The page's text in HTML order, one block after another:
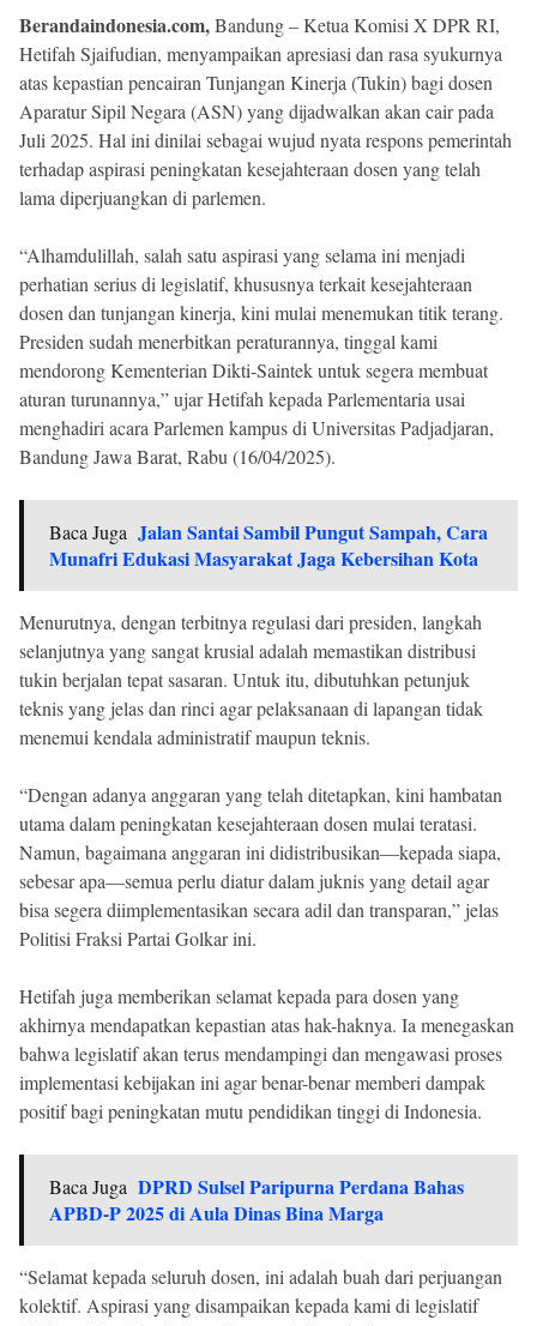
Berandaindonesia.com,Bandung – Ketua Komisi X DPR RI,
Hetifah Sjaifudian, menyampaikan apresiasi dan rasa syukurnya
atas kepastian pencairan Tunjangan Kinerja (Tukin) bagi dosen
Aparatur Sipil Negara (ASN) yang dijadwalkan akan cair pada
Juli 2025. Hal ini dinilai sebagai wujud nyata respons pemerintah
terhadap aspirasi peningkatan kesejahteraan dosen yang telah
lama diperjuangkan di parlemen.
“Alhamdulillah, salah satu aspirasi yang selama ini menjadi
perhatian serius di legislatif, khususnya terkait kesejahteraan
dosen dan tunjangan kinerja, kini mulai menemukan titik terang.
Presiden sudah menerbitkan peraturannya, tinggal kami
mendorong Kementerian Dikti-Saintek untuk segera membuat
aturan turunannya,” ujar Hetifah kepada Parlementaria usai
menghadiri acara Parlemen kampus di Universitas Padjadjaran,
Bandung Jawa Barat, Rabu (16/04/2025).
Baca Juga Jalan Santai Sambil Pungut Sampah, Cara
Munafri Edukasi Masyarakat Jaga Kebersihan Kota
Menurutnya, dengan terbitnya regulasi dari presiden, langkah
selanjutnya yang sangat krusial adalah memastikan distribusi
tukin berjalan tepat sasaran. Untuk itu, dibutuhkan petunjuk
teknis yang jelas dan rinci agar pelaksanaan di lapangan tidak
menemui kendala administratif maupun teknis.
“Dengan adanya anggaran yang telah ditetapkan, kini hambatan
utama dalam peningkatan kesejahteraan dosen mulai teratasi.
Namun, bagaimana anggaran ini didistribusikan—kepada siapa,
sebesar apa—semua perlu diatur dalam juknis yang detail agar
bisa segera diimplementasikan secara adil dan transparan,” jelas
Politisi Fraksi Partai Golkar ini.
Hetifah juga memberikan selamat kepada para dosen yang
akhirnya mendapatkan kepastian atas hak-haknya. Ia menegaskan
bahwa legislatif akan terus mendampingi dan mengawasi proses
implementasi kebijakan ini agar benar-benar memberi dampak
positif bagi peningkatan mutu pendidikan tinggi di Indonesia.
Baca Juga DPRD Sulsel Paripurna Perdana Bahas
APBD-P 2025 di Aula Dinas Bina Marga
“Selamat kepada seluruh dosen, ini adalah buah dari perjuangan
kolektif. Aspirasi yang disampaikan kepada kami di legislatif